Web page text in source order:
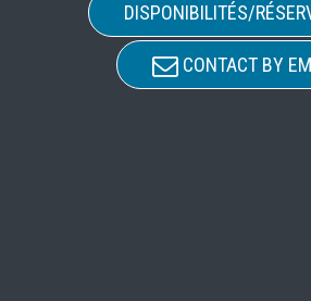
DISPONIBILITÉS/
CONTACT BY